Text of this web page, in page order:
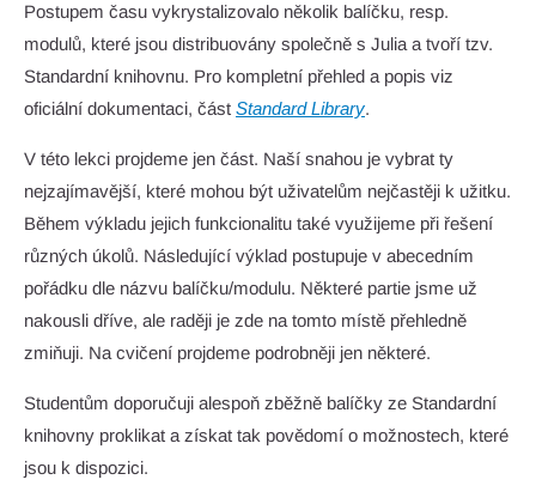
Postupem času vykrystalizovalo několik balíčku, resp.
modulů, které jsou distribuovány společně s Julia a tvoří tzv.
Standardní knihovnu. Pro kompletní přehled a popis viz
oficiální dokumentaci, část Standard Library.
V této lekci projdeme jen část. Naší snahou je vybrat ty
nejzajímavější, které mohou být uživatelům nejčastěji k užitku.
Během výkladu jejich funkcionalitu také využijeme při řešení
různých úkolů. Následující výklad postupuje v abecedním
pořádku dle názvu balíčku/modulu. Některé partie jsme už
nakousli dříve, ale raději je zde na tomto místě přehledně
zmiňuji. Na cvičení projdeme podrobněji jen některé.
Studentům doporučuji alespoň zběžně balíčky ze Standardní
knihovny proklikat a získat tak povědomí o možnostech, které
jsou k dispozici.